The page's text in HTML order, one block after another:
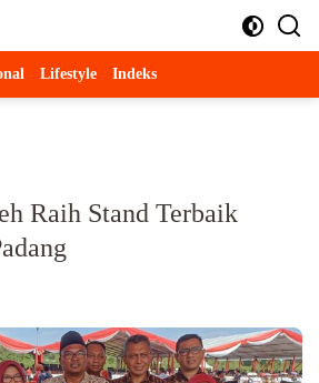
Lifestyle Indeks
Raih Stand Terbaik